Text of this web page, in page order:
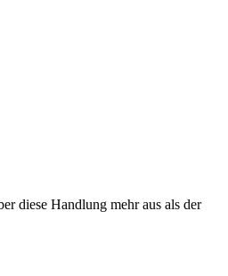
diese Handlung mehr aus als der